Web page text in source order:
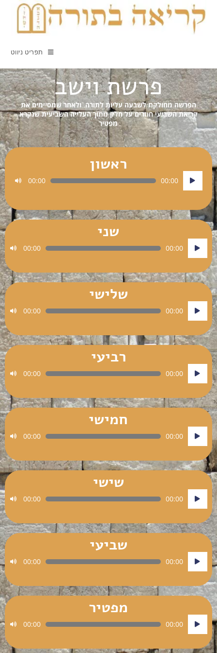
תפריט ניווט
פרשת וישב
הפרשה מחולקת לשבעה עליות לתורה ולאחר שמסיימים את
קריאת השביעי חוזרים על חלק מתוך העלייה השביעית שנקרא
מפטיר
ראשון
אודיו
00:00
00:00
שני
אודיו
00:00
00:00
שלישי
אודיו
00:00
00:00
רביעי
אודיו
00:00
00:00
חמישי
אודיו
00:00
00:00
שישי
אודיו
00:00
00:00
שביעי
אודיו
00:00
00:00
מפטיר
אודיו
00:00
00:00